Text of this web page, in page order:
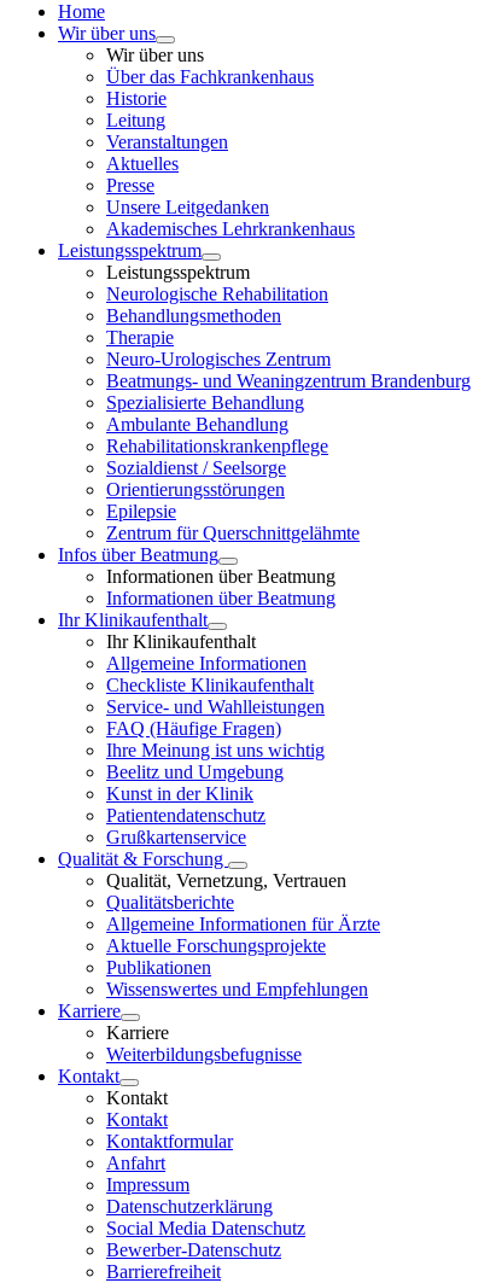
Home
Wir über uns
Wir über uns
Über das Fachkrankenhaus
Historie
Leitung
Veranstaltungen
Aktuelles
Presse
Unsere Leitgedanken
Akademisches Lehrkrankenhaus
Leistungsspektrum
Leistungsspektrum
Neurologische Rehabilitation
Behandlungsmethoden
Therapie
Neuro-Urologisches Zentrum
Beatmungs- und Weaningzentrum Brandenburg
Spezialisierte Behandlung
Ambulante Behandlung
Rehabilitationskrankenpflege
Sozialdienst / Seelsorge
Orientierungsstörungen
Epilepsie
Zentrum für Querschnittgelähmte
Infos über Beatmung
Informationen über Beatmung
Informationen über Beatmung
Ihr Klinikaufenthalt
Ihr Klinikaufenthalt
Allgemeine Informationen
Checkliste Klinikaufenthalt
Service- und Wahlleistungen
FAQ (Häufige Fragen)
Ihre Meinung ist uns wichtig
Beelitz und Umgebung
Kunst in der Klinik
Patientendatenschutz
Grußkartenservice
Qualität & Forschung
Qualität, Vernetzung, Vertrauen
Qualitätsberichte
Allgemeine Informationen für Ärzte
Aktuelle Forschungsprojekte
Publikationen
Wissenswertes und Empfehlungen
Karriere
Karriere
Weiterbildungsbefugnisse
Kontakt
Kontakt
Kontakt
Kontaktformular
Anfahrt
Impressum
Datenschutzerklärung
Social Media Datenschutz
Bewerber-Datenschutz
Barrierefreiheit